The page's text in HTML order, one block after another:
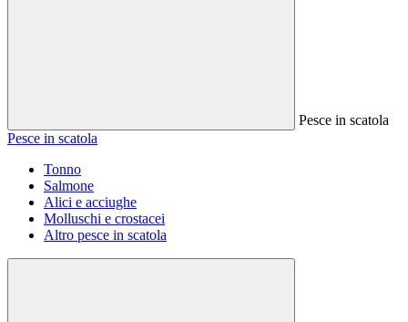
Pesce in scatola
Pesce in scatola
Tonno
Salmone
Alici e acciughe
Molluschi e crostacei
Altro pesce in scatola